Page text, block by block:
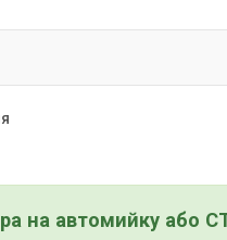
на автомийку або